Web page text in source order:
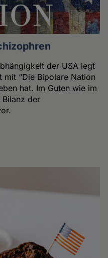
der USA legt
mit “Die Bipolare Nation
hat. Im Guten wie im
Bilanz der